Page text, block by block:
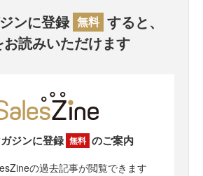
ンに登録 無料 すると、
読みいただけます
ジンに登録 無料 のご案内
の過去記事が閲覧できます